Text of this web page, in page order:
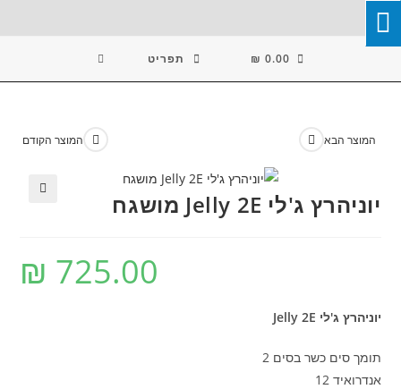
Skip
To
₪ 0.00 תפריט
המוצר הקודם המוצר הבא
יוניהרץ ג'לי Jelly 2E מושגח
₪ 725.00
יוניהרץ ג'לי Jelly 2E
תומך סים כשר בסים 2
אנדרואיד 12